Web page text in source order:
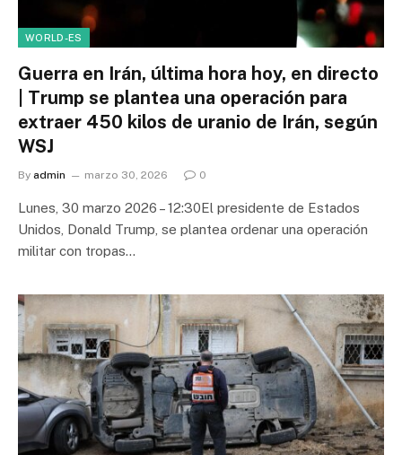
WORLD-ES
Guerra en Irán, última hora hoy, en directo
| Trump se plantea una operación para
extraer 450 kilos de uranio de Irán, según
WSJ
By admin marzo 30, 2026 0
Lunes, 30 marzo 2026 – 12:30El presidente de Estados
Unidos, Donald Trump, se plantea ordenar una operación
militar con tropas…